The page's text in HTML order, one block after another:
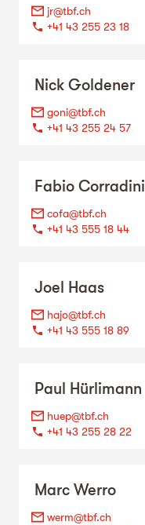
jr@tbf.ch
+41 43 255 23 18
Nick Goldener
goni@tbf.ch
+41 43 255 24 57
Fabio Corradini
cofa@tbf.ch
+41 43 555 18 44
Joel Haas
hajo@tbf.ch
+41 43 555 18 89
Paul Hürlimann
huep@tbf.ch
+41 43 255 28 22
Marc Werro
werm@tbf.ch